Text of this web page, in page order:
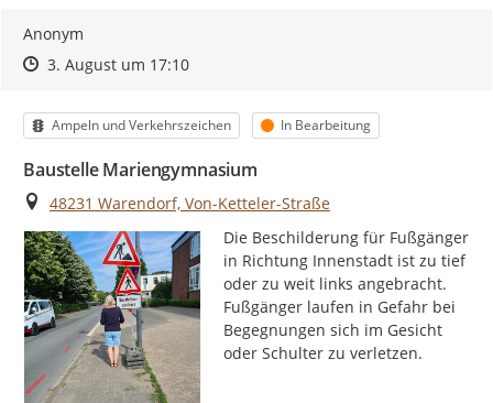
Anonym
Zeitpunkt des Erstellens
Zeitpunkt des Erstellens
3. August um 17:10Zur Äußerung
Kategorie
Ampeln und Verkehrszeichen Status
In Bearbeitung
Baustelle Mariengymnasium
Ort
48231 Warendorf, Von-Ketteler-Straße
Die Beschilderung für Fußgänger
in Richtung Innenstadt ist zu tief
oder zu weit links angebracht.
Fußgänger laufen in Gefahr bei
Begegnungen sich im Gesicht
oder Schulter zu verletzen.